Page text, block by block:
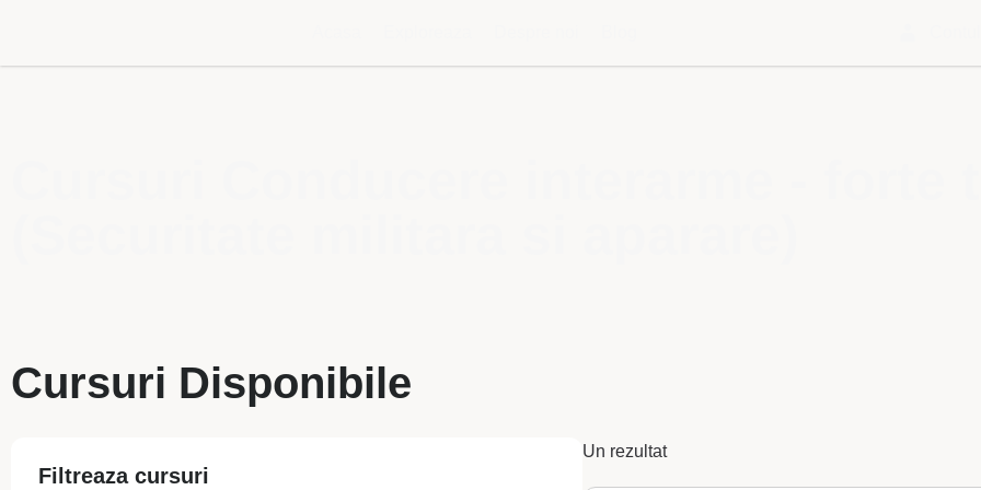
Cursuri Disponibile
Filtreaza cursuri
Un rezultat